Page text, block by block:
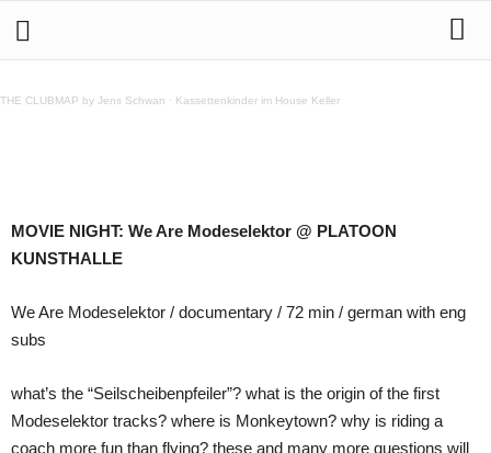
THE CLUBMAP by Jens Schwan · Kassettenkinder im House Keller
MOVIE NIGHT: We Are Modeselektor @ PLATOON
MOVIE NIGHT: We Are Modeselektor @ PLATOON
KUNSTHALLE
We Are Modeselektor / documentary / 72 min / german with eng
subs
what’s the “Seilscheibenpfeiler”? what is the origin of the first
Modeselektor tracks? where is Monkeytown? why is riding a
coach more fun than flying? these and many more questions will